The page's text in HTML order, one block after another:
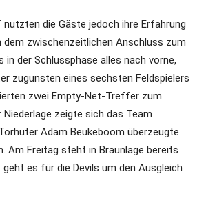
die Gäste jedoch ihre Erfahrung
dem zwischenzeitlichen Anschluss zum
in der Schlussphase alles nach vorne,
zugunsten eines sechsten Feldspielers
zwei Empty-Net-Treffer zum
zeigte sich das Team
Adam Beukeboom überzeugte
Am Freitag steht in Braunlage bereits
es für die Devils um den Ausgleich